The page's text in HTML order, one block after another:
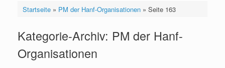
Startseite» PM der Hanf-Organisationen» Seite 163
Kategorie-Archiv: PM der Hanf-
Organisationen